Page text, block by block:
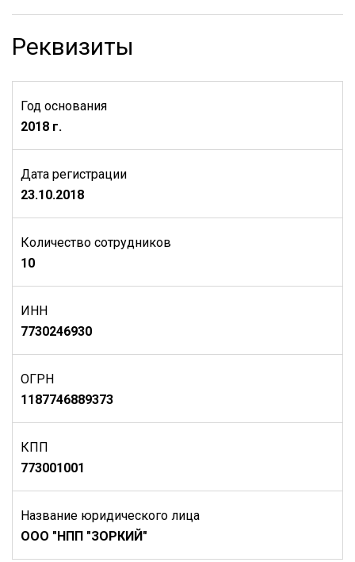
Реквизиты
Год основания
2018 г.
Дата регистрации
23.10.2018
Количество сотрудников
10
ИНН
7730246930
ОГРН
1187746889373
КПП
773001001
Название юридического лица
ООО "НПП "ЗОРКИЙ"